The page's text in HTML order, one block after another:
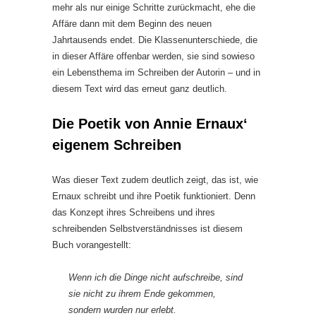
mehr als nur einige Schritte zurückmacht, ehe die
Affäre dann mit dem Beginn des neuen
Jahrtausends endet. Die Klassenunterschiede, die
in dieser Affäre offenbar werden, sie sind sowieso
ein Lebensthema im Schreiben der Autorin – und in
diesem Text wird das erneut ganz deutlich.
Die Poetik von Annie Ernaux‘
eigenem Schreiben
Was dieser Text zudem deutlich zeigt, das ist, wie
Ernaux schreibt und ihre Poetik funktioniert. Denn
das Konzept ihres Schreibens und ihres
schreibenden Selbstverständnisses ist diesem
Buch vorangestellt:
Wenn ich die Dinge nicht aufschreibe, sind
sie nicht zu ihrem Ende gekommen,
sondern wurden nur erlebt.